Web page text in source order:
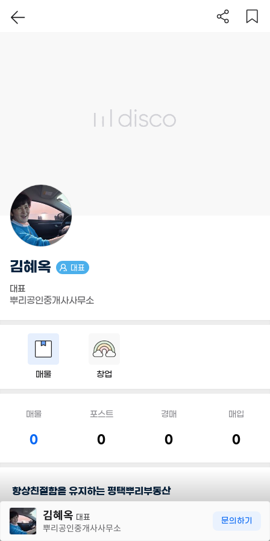
김혜옥 대표
대표
뿌리공인중개사사무소
매물 창업
매물
0
포스트
0
경매
0
매입
0
항상친절함을 유지하는 평택뿌리부동산
담당지역김혜옥 대표
뿌리공인중개사사무소
문의하기